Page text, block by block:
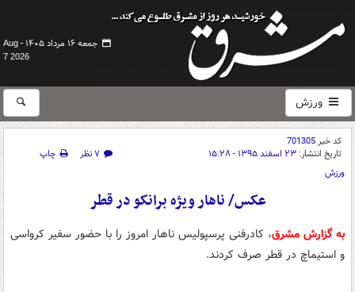
جمعه ۱۶ مرداد ۱۴۰۵ -
Aug
7 2026
ورزش
کد خبر701305
تاریخ انتشار: ۲۳ اسفند ۱۳۹۵ - ۱۵:۲۸ ۷ نظر
چاپ
ورزش
عکس/ ناهار ویژه برانکو در قطر
به گزارش مشرق، کادرفنی پرسپولیس ناهار امروز را با حضور سفیر کرواسی
و استیماچ در قطر صرف کردند.